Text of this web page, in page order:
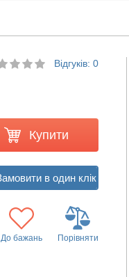
Відгуків: 0
Купити
До бажань Порівняти